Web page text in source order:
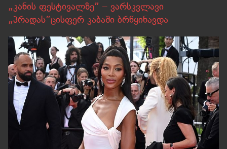
„კანის ფესტივალზე” – ვარსკვლავი
„პრადას”ცისფერ კაბაში ბრწყინავდა